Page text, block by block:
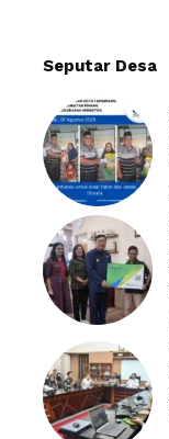
Seputar Desa